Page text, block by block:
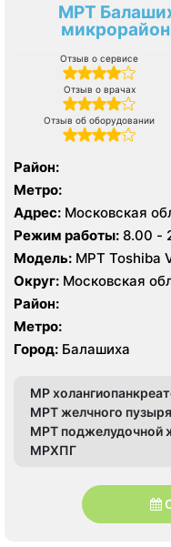
МРТ
Отзыв о сервисе
Отзыв о врачах
Отзыв об оборудовании
Район:
Метро:
Адрес: Московская
микрорайон
Режим работы: 8.00 -
Модель: МРТ Toshiba
Округ: Московская
Район:
Метро:
Город: Балашиха
МР
МРТ желчного
МРТ поджелудочной
МРХПГ